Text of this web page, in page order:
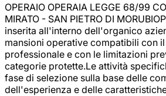
OPERAIO OPERAIA LEGGE 68/99
MIRATO - SAN PIETRO DI
inserita all'interno dell'organico
mansioni operative compatibili con
professionale e con le limitazioni
categorie protette.Le attività
fase di selezione sulla base delle
dell'esperienza e delle